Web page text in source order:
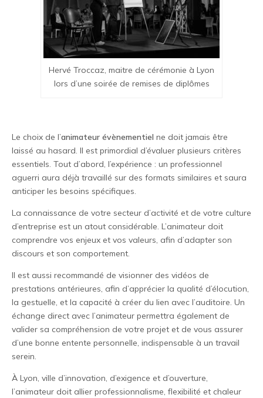
Hervé Troccaz, maitre de cérémonie à Lyon
lors d’une soirée de remises de diplômes
Le choix de l’animateur évènementiel ne doit jamais être
laissé au hasard. Il est primordial d’évaluer plusieurs critères
essentiels. Tout d’abord, l’expérience : un professionnel
aguerri aura déjà travaillé sur des formats similaires et saura
anticiper les besoins spécifiques.
La connaissance de votre secteur d’activité et de votre culture
d’entreprise est un atout considérable. L’animateur doit
comprendre vos enjeux et vos valeurs, afin d’adapter son
discours et son comportement.
Il est aussi recommandé de visionner des vidéos de
prestations antérieures, afin d’apprécier la qualité d’élocution,
la gestuelle, et la capacité à créer du lien avec l’auditoire. Un
échange direct avec l’animateur permettra également de
valider sa compréhension de votre projet et de vous assurer
d’une bonne entente personnelle, indispensable à un travail
serein.
À Lyon, ville d’innovation, d’exigence et d’ouverture,
l’animateur doit allier professionnalisme, flexibilité et chaleur